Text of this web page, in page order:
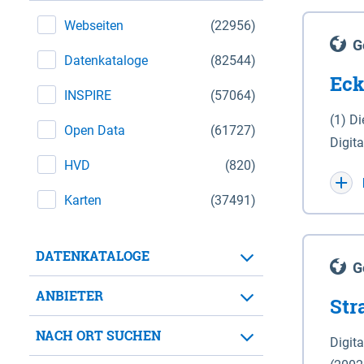
(22956)
Webseiten
(82544)
Datenkataloge
(57064)
INSPIRE
(61727)
Open Data
(820)
HVD
(37491)
Karten
DATENKATALOGE
ANBIETER
NACH ORT SUCHEN
(1)
WGS
für
der in